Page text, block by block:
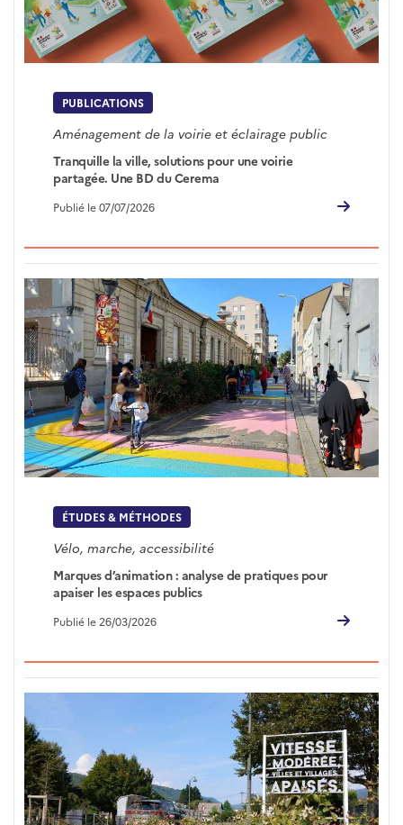
PUBLICATIONS
Aménagement de la voirie et éclairage public
Tranquille la ville, solutions pour une voirie
partagée. Une BD du Cerema
Publié le 07/07/2026
ÉTUDES & MÉTHODES
Vélo, marche, accessibilité
Marques d’animation : analyse de pratiques pour
apaiser les espaces publics
Publié le 26/03/2026